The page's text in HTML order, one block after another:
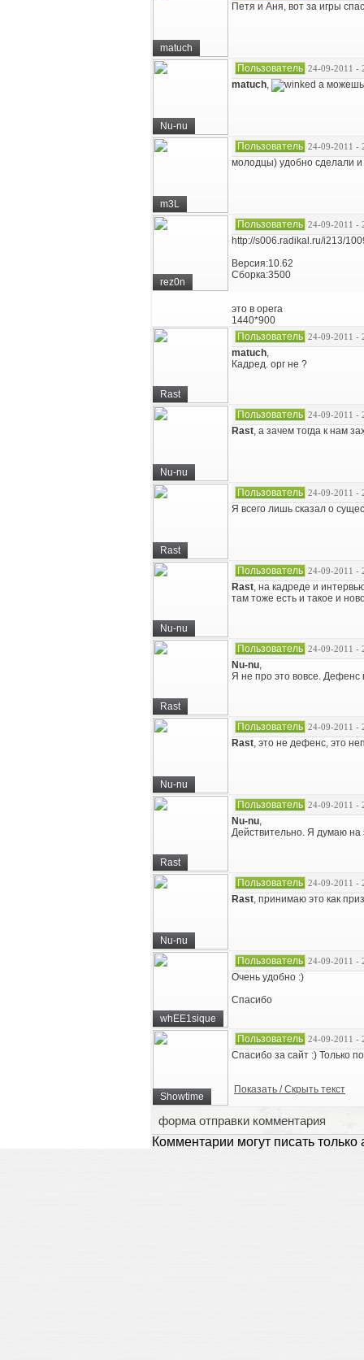
matuch
Петя и Аня, вот за игры
Nu-nu
Пользователь 24-09-2011 -
matuch, а можешь
m3L
Пользователь 24-09-2011 -
молодцы) удобно сделали и
rez0n
Пользователь 24-09-2011 -
http://s006.radikal.ru/i213/
Версия:10.62
Сборка:3500
это в opera
1440*900
Rast
Пользователь 24-09-2011 -
matuch,
Кадред. орг не ?
Nu-nu
Пользователь 24-09-2011 -
Rast, а зачем тогда к нам
Rast
Пользователь 24-09-2011 -
Я всего лишь сказал о
Nu-nu
Пользователь 24-09-2011 -
Rast, на кадреде и
там тоже есть и такое и
Rast
Пользователь 24-09-2011 -
Nu-nu,
Я не про это вовсе. Дефенс
Nu-nu
Пользователь 24-09-2011 -
Rast, это не дефенс, это
Rast
Пользователь 24-09-2011 -
Nu-nu,
Действительно. Я думаю на
Nu-nu
Пользователь 24-09-2011 -
Rast, принимаю это как
whEE1sique
Пользователь 24-09-2011 -
Очень удобно :)
Спасибо
Showtime
Пользователь 24-09-2011 -
Cпасибо за сайт :) Только
Показать / Скрыть текст
форма отправки комментария
Комментарии могут писать